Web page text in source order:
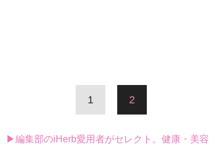
1 2
▶編集部のiHerb愛用者がセレクト。健康・美容